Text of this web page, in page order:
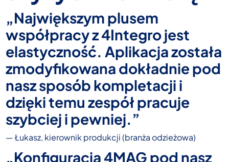
„Największym plusem
współpracy z 4Integro jest
elastyczność. Aplikacja została
zmodyfikowana dokładnie pod
nasz sposób kompletacji i
dzięki temu zespół pracuje
szybciej i pewniej.”
— Łukasz, kierownik produkcji (branża odzieżowa)
„Konfiguracja 4MAG pod nasz